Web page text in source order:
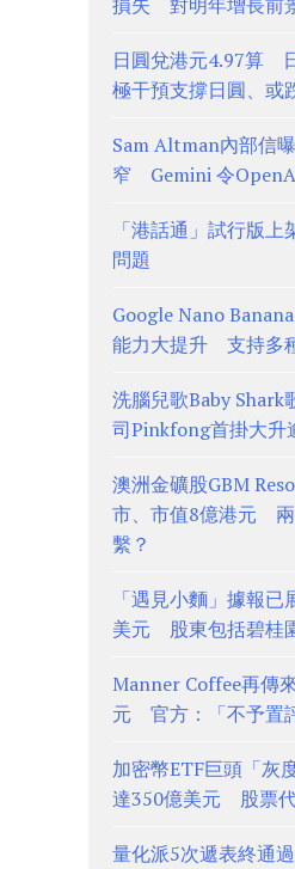
日圓兌港元4.97算
極干預支撐日圓、或
Sam Altman內部信
窄 Gemini 令
「港話通」試行版
問題
Google Nano
能力大提升 支持多
洗腦兒歌Baby
司Pinkfong首掛大升
澳洲金礦股GBM
市、市值8億港元
繫？
「遇見小麵」據報
美元 股東包括碧桂
Manner Coffee再傳
元 官方：「不予置
加密幣ETF巨頭「灰
達350億美元 股票
量化派5次遞表終通